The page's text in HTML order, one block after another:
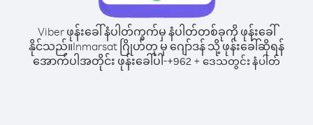
Viber ဖုန်းခေါ်နံပါတ်ကွက်မှ နံပါတ်တစ်ခုကို ဖုန်းခေါ်
နိုင်သည်။Inmarsat ဂြိုဟ်တု မှ ဂျော်ဒန် သို့ ဖုန်းခေါ်ဆိုရန်
အောက်ပါအတိုင်း ဖုန်းခေါ်ပါ-+962 + ဒေသတွင်း နံပါတ်